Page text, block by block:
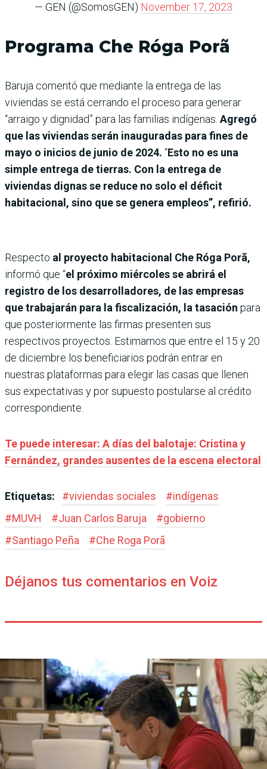
— GEN (@SomosGEN) November 17, 2023
Programa Che Róga Porã
Baruja comentó que mediante la entrega de las
viviendas se está cerrando el proceso para generar
“arraigo y dignidad” para las familias indígenas. Agregó
que las viviendas serán inauguradas para fines de
mayo o inicios de junio de 2024. “Esto no es una
simple entrega de tierras. Con la entrega de
viviendas dignas se reduce no solo el déficit
habitacional, sino que se genera empleos”, refirió.
Respecto al proyecto habitacional Che Róga Porã,
informó que “el próximo miércoles se abrirá el
registro de los desarrolladores, de las empresas
que trabajarán para la fiscalización, la tasación para
que posteriormente las firmas presenten sus
respectivos proyectos. Estimamos que entre el 15 y 20
de diciembre los beneficiarios podrán entrar en
nuestras plataformas para elegir las casas que llenen
sus expectativas y por supuesto postularse al crédito
correspondiente.
Te puede interesar: A días del balotaje: Cristina y
Fernández, grandes ausentes de la escena electoral
Etiquetas: #viviendas sociales #indígenas
#MUVH #Juan Carlos Baruja #gobierno
#Santiago Peña #Che Roga Porã
Déjanos tus comentarios en Voiz